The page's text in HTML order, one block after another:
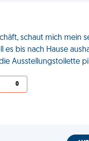
schaut mich mein
es bis nach Hause
Ausstellungstoilette
0